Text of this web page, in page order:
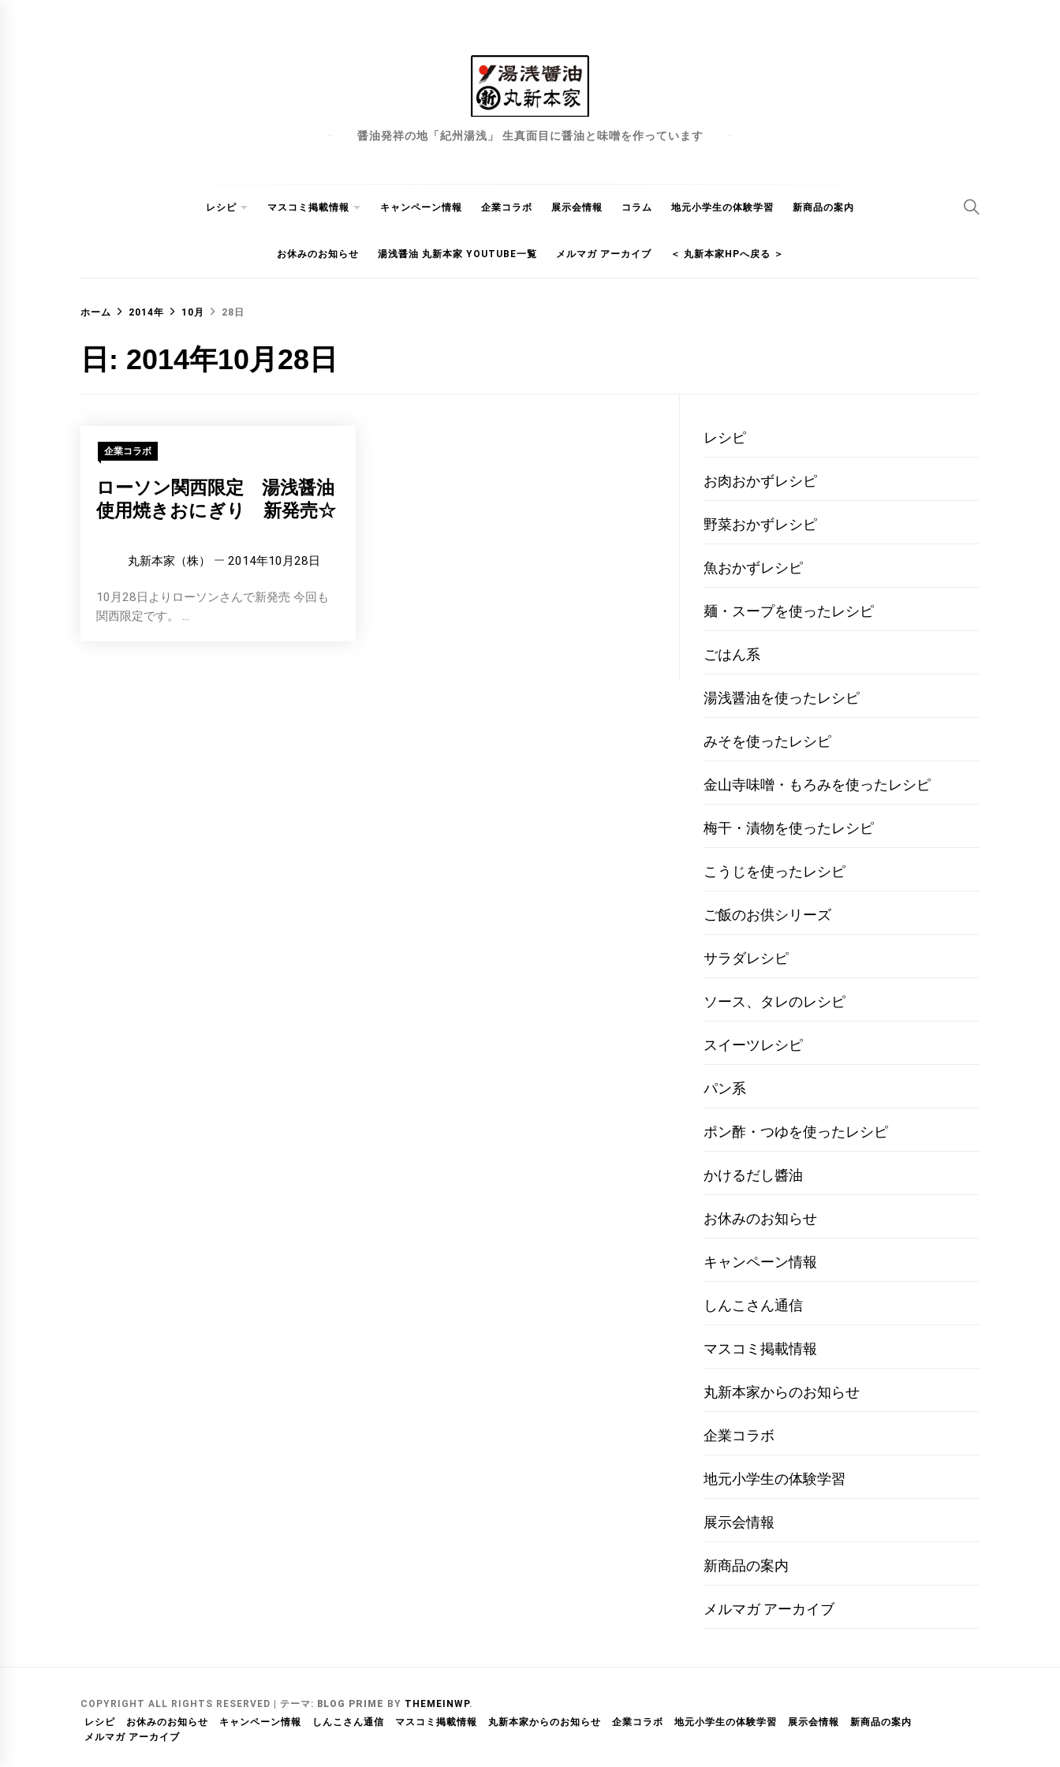
醤油発祥の地「紀州湯浅」 生真面目に醤油と味噌を作っています
レシピ マスコミ掲載情報 キャンペーン情報 企業コラボ 展示会情報 コラム 地元小学生の体験学習 新商品の案内
お休みのお知らせ 湯浅醤油 丸新本家 YOUTUBE一覧 メルマガ アーカイブ ＜ 丸新本家HPへ戻る ＞
ホーム 2014年 10月 28日
日: 2014年10月28日
企業コラボ
ローソン関西限定 湯浅醤油
使用焼きおにぎり 新発売☆
丸新本家（株） 2014年10月28日
10月28日よりローソンさんで新発売 今回も
関西限定です。 ...
レシピ
お肉おかずレシピ
野菜おかずレシピ
魚おかずレシピ
麺・スープを使ったレシピ
ごはん系
湯浅醤油を使ったレシピ
みそを使ったレシピ
金山寺味噌・もろみを使ったレシピ
梅干・漬物を使ったレシピ
こうじを使ったレシピ
ご飯のお供シリーズ
サラダレシピ
ソース、タレのレシピ
スイーツレシピ
パン系
ポン酢・つゆを使ったレシピ
かけるだし醬油
お休みのお知らせ
キャンペーン情報
しんこさん通信
マスコミ掲載情報
丸新本家からのお知らせ
企業コラボ
地元小学生の体験学習
展示会情報
新商品の案内
メルマガ アーカイブ
COPYRIGHT ALL RIGHTS RESERVED テーマ: BLOG PRIME BY THEMEINWP.
レシピ
お休みのお知らせ キャンペーン情報 しんこさん通信 マスコミ掲載情報 丸新本家からのお知らせ 企業コラボ 地元小学生の体験学習 展示会情報
新商品の案内
メルマガ アーカイブ